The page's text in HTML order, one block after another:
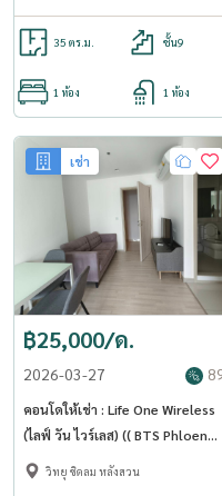
35 ตร.ม. ชั้น9
1 ห้อง 1 ห้อง
เช่า
฿25,000/ด.
2026-03-27
คอนโดให้เช่า : Life One Wireless
(ไลฟ์ วัน ไวร์เลส) (( BTS Phloen
Chit เพลินจิต )) MK-02 line
@livingbkk
วิทยุ ชิดลม หลังสวน